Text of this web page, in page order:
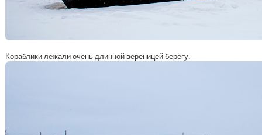
Кораблики лежали очень длинной вереницей берегу.